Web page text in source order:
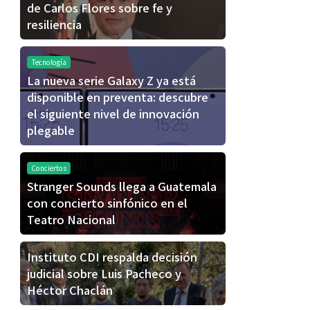
de Carlos Flores sobre fe y
resiliencia
Tecnología
La nueva serie Galaxy Z ya está
disponible en preventa: descubre
el siguiente nivel de innovación
plegable
Conciertos
Stranger Sounds llega a Guatemala
con concierto sinfónico en el
Teatro Nacional
Instituto CDI respalda decisión
judicial sobre Luis Pacheco y
Héctor Chaclán